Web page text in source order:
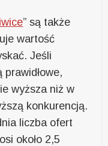
” są także
wartość
Jeśli
wyższa niż w
konkurencją.
liczba ofert
około 2,5